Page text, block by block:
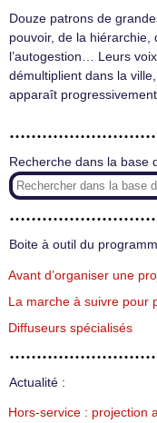
Douze patrons de
pouvoir, de la hiérarchie,
l’autogestion… Leurs
démultiplient dans la
apparaît progressivement
Recherche dans la base
Boite à outil du
Avant d’organiser une
La marche à suivre pour
Diffuseurs spécialisés
Actualité :
Hors-service : projection